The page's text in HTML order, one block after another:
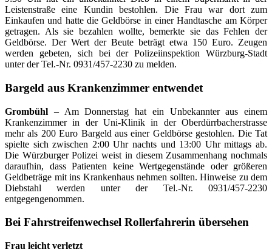
Leistenstraße eine Kundin bestohlen. Die Frau war dort zum
Einkaufen und hatte die Geldbörse in einer Handtasche am Körper
getragen. Als sie bezahlen wollte, bemerkte sie das Fehlen der
Geldbörse. Der Wert der Beute beträgt etwa 150 Euro. Zeugen
werden gebeten, sich bei der Polizeiinspektion Würzburg-Stadt
unter der Tel.-Nr. 0931/457-2230 zu melden.
Bargeld aus Krankenzimmer entwendet
Grombühl – Am Donnerstag hat ein Unbekannter aus einem
Krankenzimmer in der Uni-Klinik in der Oberdürrbacherstrasse
mehr als 200 Euro Bargeld aus einer Geldbörse gestohlen. Die Tat
spielte sich zwischen 2:00 Uhr nachts und 13:00 Uhr mittags ab.
Die Würzburger Polizei weist in diesem Zusammenhang nochmals
daraufhin, dass Patienten keine Wertgegenstände oder größeren
Geldbeträge mit ins Krankenhaus nehmen sollten. Hinweise zu dem
Diebstahl werden unter der Tel.-Nr. 0931/457-2230
entgegengenommen.
Bei Fahrstreifenwechsel Rollerfahrerin übersehen
Frau leicht verletzt